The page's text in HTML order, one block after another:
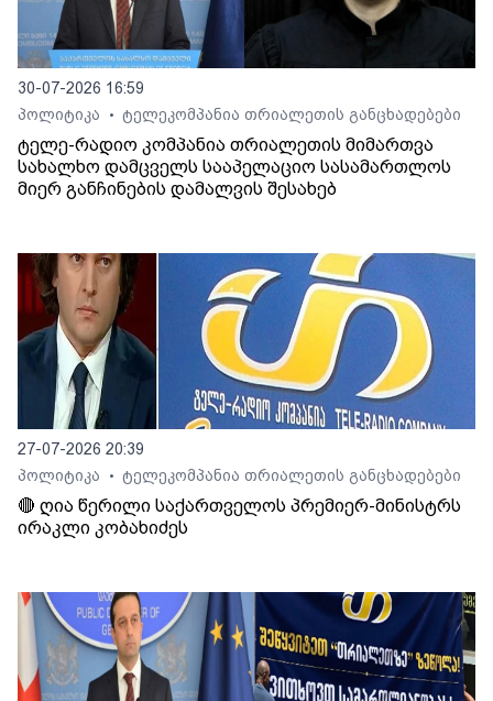
30-07-2026 16:59
პოლიტიკა
• ტელეკომპანია თრიალეთის განცხადებები
ტელე-რადიო კომპანია თრიალეთის მიმართვა
სახალხო დამცველს სააპელაციო სასამართლოს
მიერ განჩინების დამალვის შესახებ
27-07-2026 20:39
პოლიტიკა
• ტელეკომპანია თრიალეთის განცხადებები
🔴 ღია წერილი საქართველოს პრემიერ-მინისტრს
ირაკლი კობახიძეს